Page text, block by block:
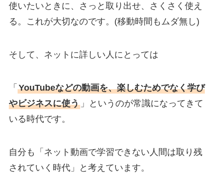
使いたいときに、さっと取り出せ、さくさく使え
る。これが大切なのです。(移動時間もムダ無し)
そして、ネットに詳しい人にとっては
「 YouTubeなどの動画を、楽しむためでなく学び
やビジネスに使う」というのが常識になってきて
いる時代です。
自分も「ネット動画で学習できない人間は取り残
されていく時代」と考えています。